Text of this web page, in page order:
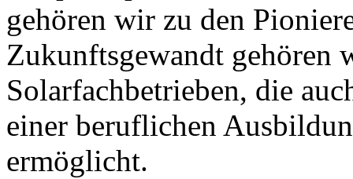
gehören wir zu den
Zukunftsgewandt gehören
Solarfachbetrieben, die
einer beruflichen
ermöglicht.